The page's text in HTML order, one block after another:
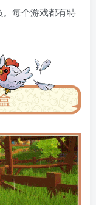
每个游戏都有特